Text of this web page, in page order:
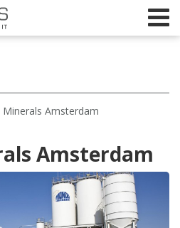
Beeld
Geluid
Amsterdam
Amsterdam